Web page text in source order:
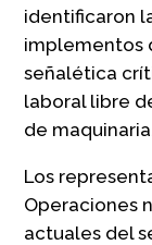
identificaron
implementos
señalética
laboral libre
de
Los
Operaciones
actuales del